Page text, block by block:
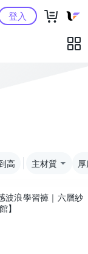
心
登入
高 主材質
波浪學習褲｜六層紗
】